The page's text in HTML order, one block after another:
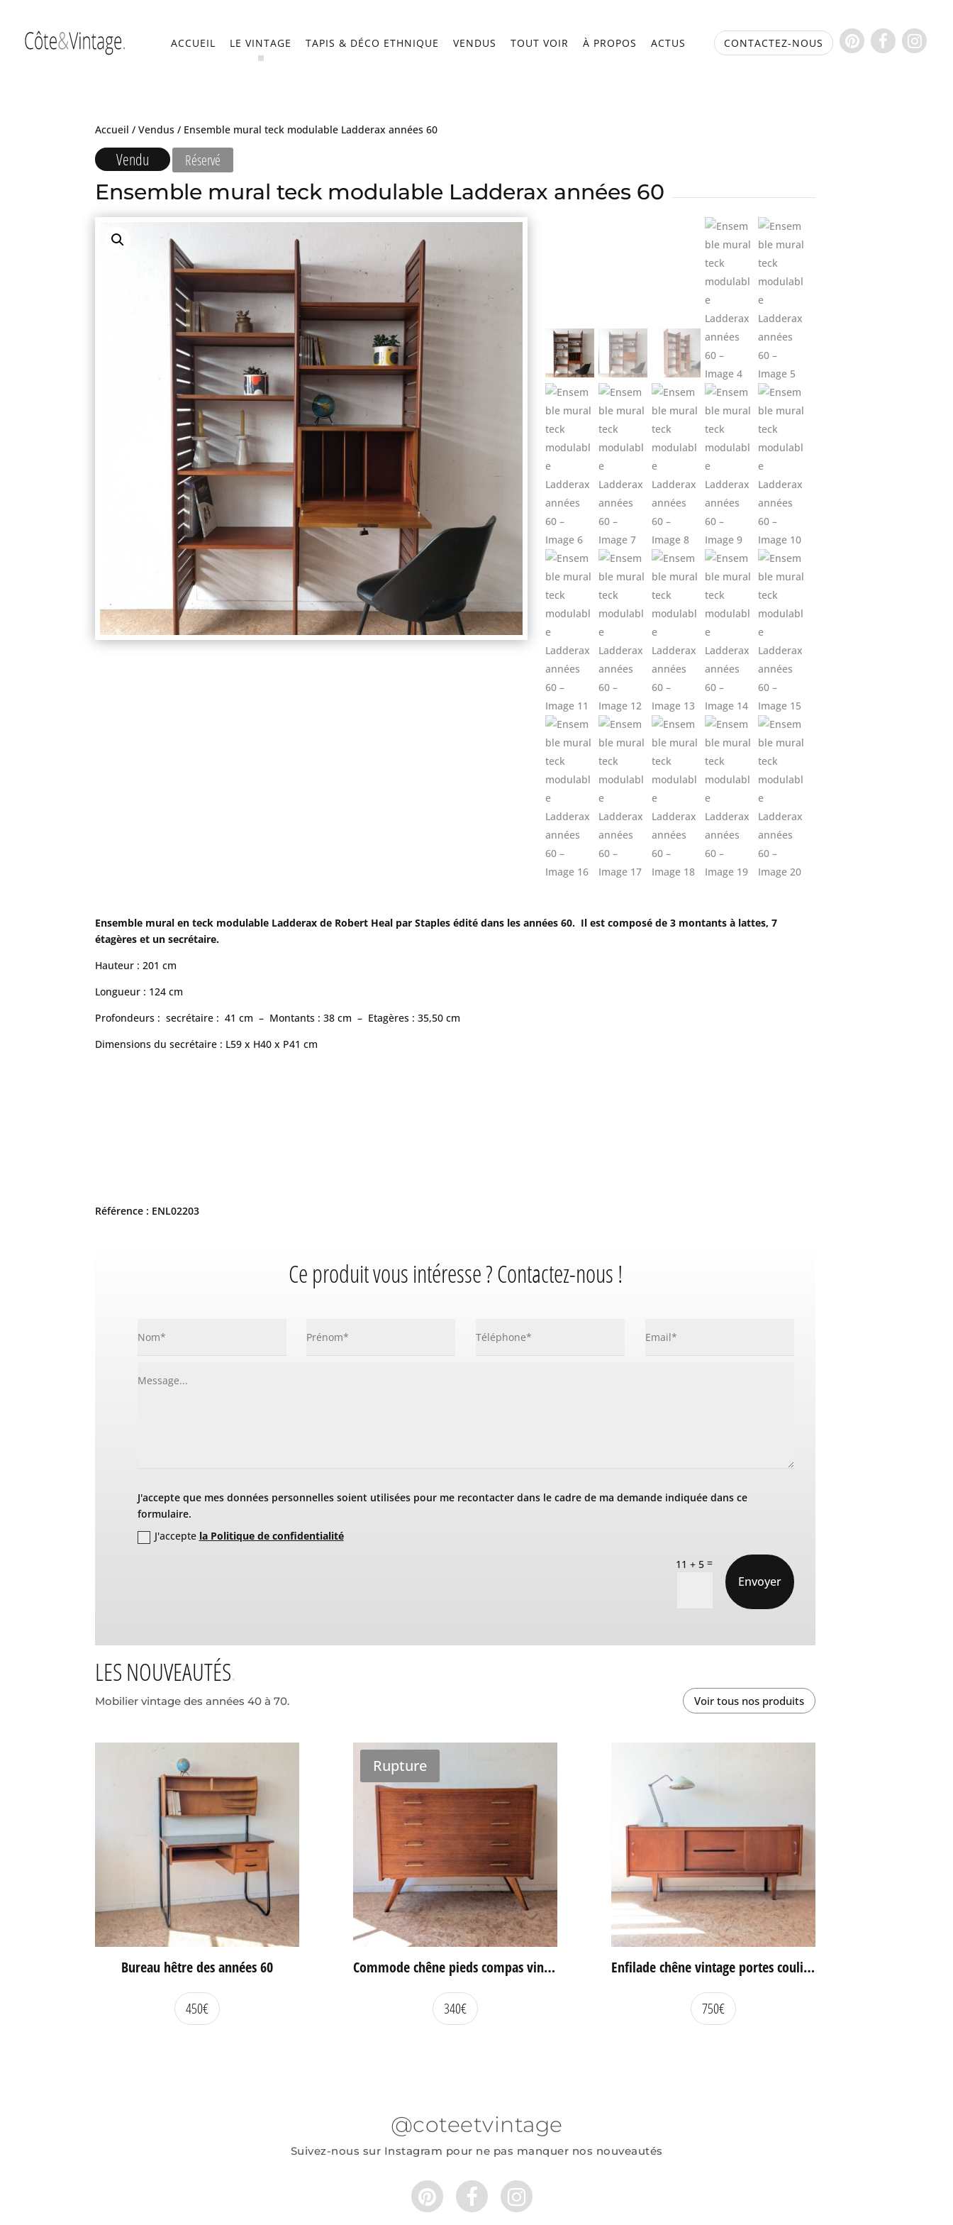
ACCUEIL LE VINTAGE TAPIS & DÉCO ETHNIQUE VENDUS TOUT VOIR À PROPOS ACTUS CONTACTEZ-NOUS
Accueil /Vendus / Ensemble mural teck modulable Ladderax années 60
Vendu Réservé
Ensemble mural teck modulable Ladderax années 60
Ensemble mural en teck modulable Ladderax de Robert Heal par Staples édité dans les années 60. Il est composé de 3 montants à lattes, 7
étagères et un secrétaire.
Hauteur : 201 cm
Longueur : 124 cm
Profondeurs : secrétaire : 41 cm – Montants : 38 cm – Etagères : 35,50 cm
Dimensions du secrétaire : L59 x H40 x P41 cm
Référence : ENL02203
Ce produit vous intéresse ? Contactez-nous !
J'accepte que mes données personnelles soient utilisées pour me recontacter dans le cadre de ma demande indiquée dans ce
formulaire.
J'accepte la Politique de confidentialité
11 + 5 =
Envoyer
LES NOUVEAUTÉS
Mobilier vintage des années 40 à 70. Voir tous nos produits
Bureau hêtre des années 60
450€
Rupture
Commode chêne pieds compas vintage
340€
Enfilade chêne vintage portes coulissantes
750€
@coteetvintage
Suivez-nous sur Instagram pour ne pas manquer nos nouveautés